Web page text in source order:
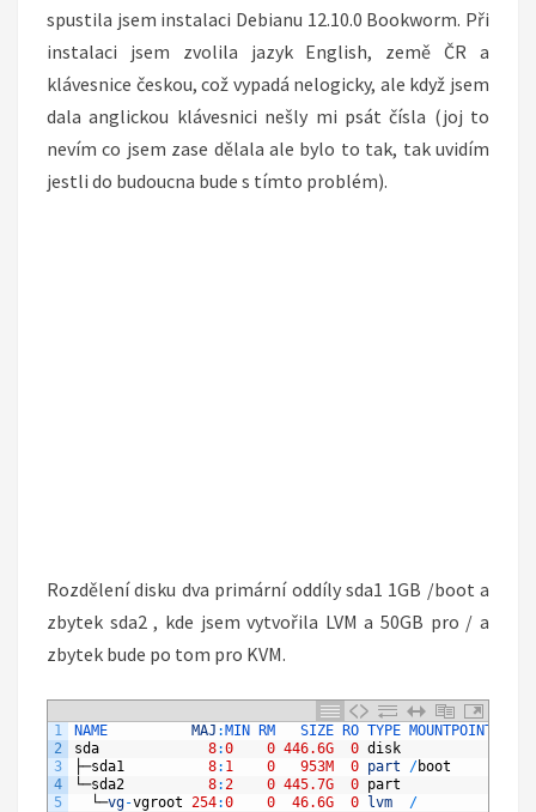
spustila jsem instalaci Debianu 12.10.0 Bookworm. Při
instalaci jsem zvolila jazyk English, země ČR a
klávesnice českou, což vypadá nelogicky, ale když jsem
dala anglickou klávesnici nešly mi psát čísla (joj to
nevím co jsem zase dělala ale bylo to tak, tak uvidím
jestli do budoucna bude s tímto problém).
Rozdělení disku dva primární oddíly sda1 1GB /boot a
zbytek sda2 , kde jsem vytvořila LVM a 50GB pro / a
zbytek bude po tom pro KVM.
1
2
3
4
5
NAME MAJ : MIN RM SIZE RO TYPE MOUNTPOINTS
sda
8:0 0 446.6G 0 disk
├─sda1 8: 1 0 953M 0 part /boot
└─sda2 8:2 0 445.7G 0 part
└─vg-vgroot 254:0 0 46.6G 0 lvm /